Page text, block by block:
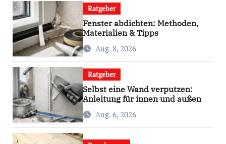
Ratgeber
Fenster abdichten: Methoden,
Materialien & Tipps
Aug. 8, 2026
Ratgeber
Selbst eine Wand verputzen:
Anleitung für innen und außen
Aug. 6, 2026